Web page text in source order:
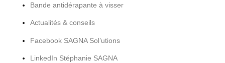
Bande antidérapante à visser
Actualités & conseils
Facebook SAGNA Sol’utions
LinkedIn Stéphanie SAGNA